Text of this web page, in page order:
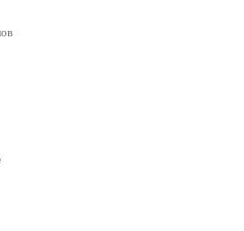
эмиссии углекислого газа и
активов
дополнительных
Убедитесь, что инструкции
энергопотребления на
страницы Net Zero. Панель